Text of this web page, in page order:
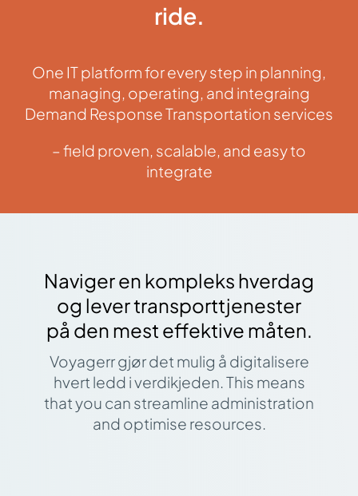
ride.
One IT platform for every step in planning,
managing, operating, and integraing
Demand Response Transportation services
– field proven, scalable, and easy to
integrate
Naviger en kompleks hverdag
og lever transporttjenester
på den mest effektive måten.
Voyagerr gjør det mulig å digitalisere
hvert ledd i verdikjeden. This means
that you can streamline administration
and optimise resources.